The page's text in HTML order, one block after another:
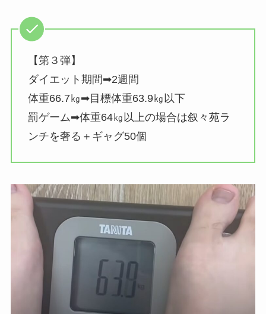
【第３弾】
ダイエット期間➡2週間
体重66.7㎏➡目標体重63.9㎏以下
罰ゲーム➡体重64㎏以上の場合は叙々苑ラ
ンチを奢る＋ギャグ50個